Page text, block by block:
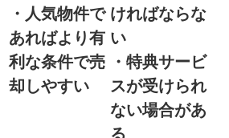
・人気物件で
あればより有
利な条件で売
却しやすい
ければならな
い
・特典サービ
スが受けられ
ない場合があ
る